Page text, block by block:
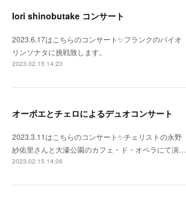
Iori shinobutake コンサート
2023.6.17はこちらのコンサート✨フランクのバイオ
リンソナタに挑戦致します。
2023.02.15 14:23
オーボエとチェロによるデュオコンサート
2023.3.11はこちらのコンサート✨チェリストの永野
紗佑里さんと大濠公園のカフェ・ド・オペラにて演…
2023.02.15 14:06